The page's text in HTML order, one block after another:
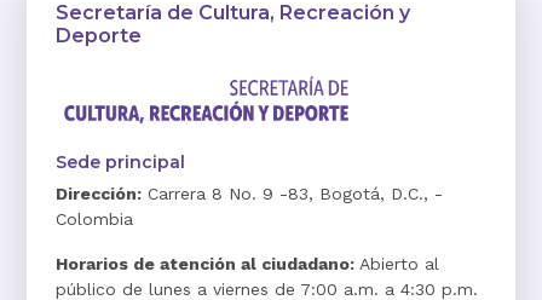
Secretaría de Cultura, Recreación y
Deporte
Sede principal
Dirección: Carrera 8 No. 9 -83, Bogotá, D.C., -
Colombia
Horarios de atención al ciudadano: Abierto al
público de lunes a viernes de 7:00 a.m. a 4:30 p.m.